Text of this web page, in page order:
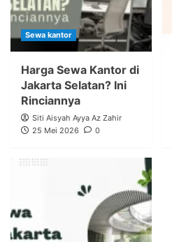
Sewa kantor
Harga Sewa Kantor di
Jakarta Selatan? Ini
Rinciannya
Siti Aisyah Ayya Az Zahir
25 Mei 2026
0